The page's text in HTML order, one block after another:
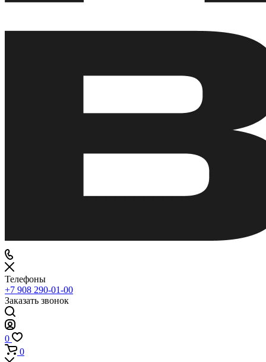
Телефоны
+7 908 290-01-00
Заказать звонок
0
0